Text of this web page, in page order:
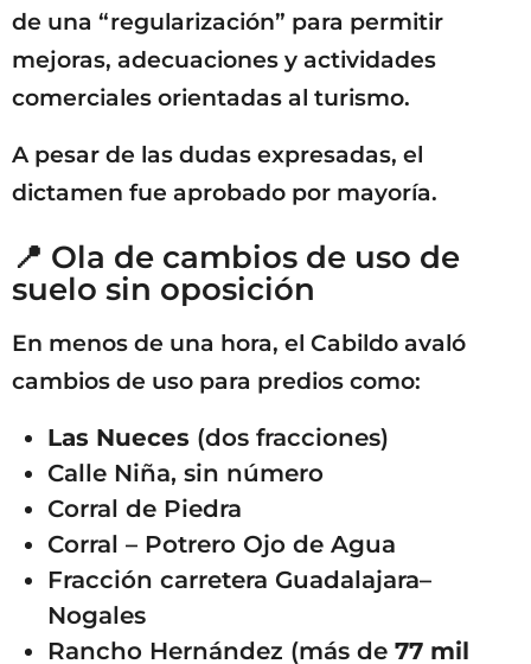
de una “regularización” para permitir
mejoras, adecuaciones y actividades
comerciales orientadas al turismo.
A pesar de las dudas expresadas, el
dictamen fue aprobado por mayoría.
📍 Ola de cambios de uso de
suelo sin oposición
En menos de una hora, el Cabildo avaló
cambios de uso para predios como:
Las Nueces (dos fracciones)
Calle Niña, sin número
Corral de Piedra
Corral – Potrero Ojo de Agua
Fracción carretera Guadalajara–
Nogales
Rancho Hernández (más de 77 mil